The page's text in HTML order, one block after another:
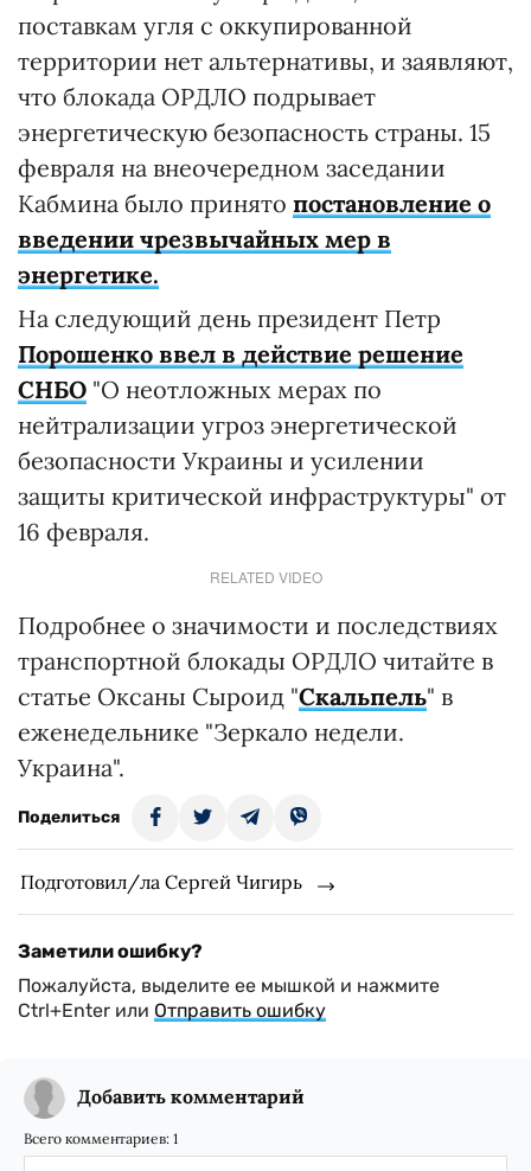
поставкам угля с оккупированной
территории нет альтернативы, и заявляют,
что блокада ОРДЛО подрывает
энергетическую безопасность страны. 15
февраля на внеочередном заседании
Кабмина было принято постановление о
введении чрезвычайных мер в
энергетике.
На следующий день президент Петр
Порошенко ввел в действие решение
СНБО "О неотложных мерах по
нейтрализации угроз энергетической
безопасности Украины и усилении
защиты критической инфраструктуры" от
16 февраля.
RELATED VIDEO
Подробнее о значимости и последствиях
транспортной блокады ОРДЛО читайте в
статье Оксаны Сыроид "Скальпель" в
еженедельнике "Зеркало недели.
Украина".
Поделиться
Подготовил/ла Сергей Чигирь
Заметили ошибку?
Пожалуйста, выделите ее мышкой и нажмите
Ctrl+Enter или Отправить ошибку
Добавить комментарий
Всего комментариев: 1